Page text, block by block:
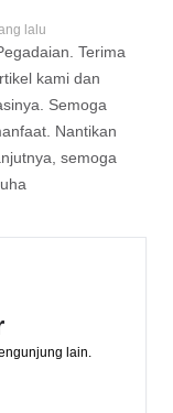
lalu
Terima
kami dan
Semoga
Nantikan
semoga
lain.